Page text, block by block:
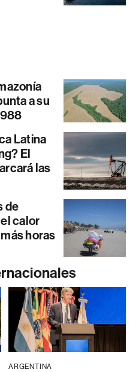
a su
Latina
El
las
de
calor
horas
ARGENTINA